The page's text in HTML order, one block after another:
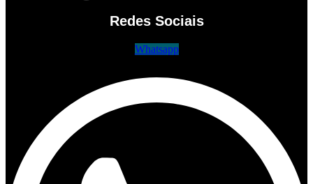
Redes Sociais
Whatsapp